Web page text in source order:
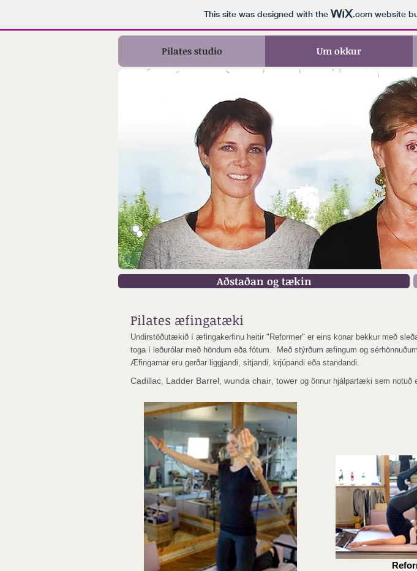
This site was designed with the .comwebsite
Pilates studio Um okkur
Undirstöðutækið í æfingakerfinu heitir "Reformer" er eins konar bekkur með
toga í leðurólar með höndum eða fótum.
Með stýrðum æfingum og
Æfingarnar eru gerðar liggjandi, sitjandi, krjúpandi eða standandi.
Cadillac, Ladder Barrel , wunda chair, tower og önnur hjálpartæki sem notuð
Pilates æfingatæki
Aðstaðan og tækin